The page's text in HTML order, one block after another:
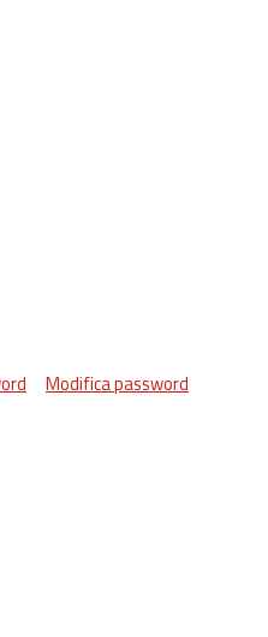
Modifica password